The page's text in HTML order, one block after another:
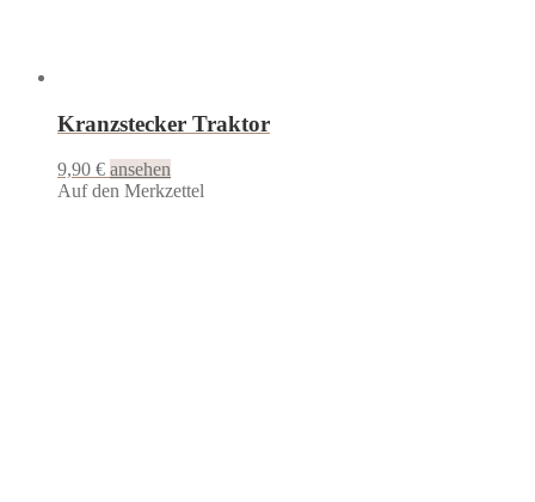
Kranzstecker Traktor
9,90 € ansehen
Auf den Merkzettel